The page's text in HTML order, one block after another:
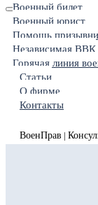
Военный билет
Военный юрист
Помощь
Независимая ВВК
Горячая линия
Статьи
О фирме
Контакты
ВоенПрав